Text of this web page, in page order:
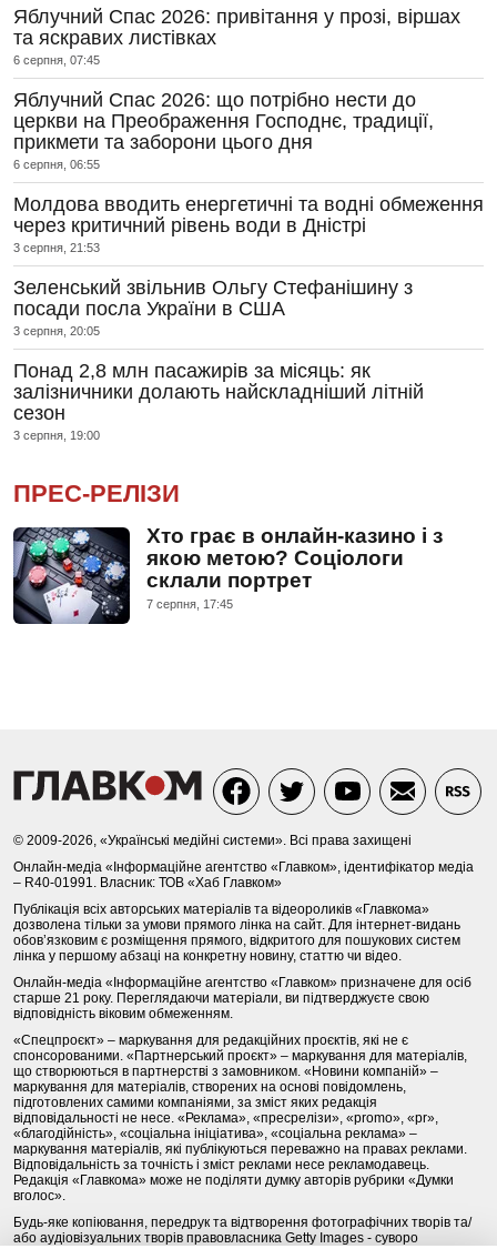
Яблучний Спас 2026: привітання у прозі, віршах
та яскравих листівках
6 серпня, 07:45
Яблучний Спас 2026: що потрібно нести до
церкви на Преображення Господнє, традиції,
прикмети та заборони цього дня
6 серпня, 06:55
Молдова вводить енергетичні та водні обмеження
через критичний рівень води в Дністрі
3 серпня, 21:53
Зеленський звільнив Ольгу Стефанішину з
посади посла України в США
3 серпня, 20:05
Понад 2,8 млн пасажирів за місяць: як
залізничники долають найскладніший літній
сезон
3 серпня, 19:00
ПРЕС-РЕЛІЗИ
Хто грає в онлайн-казино і з
якою метою? Соціологи
склали портрет
7 серпня, 17:45
© 2009-2026, «Українські медійні системи». Всі права захищені
Онлайн-медіа «Інформаційне агентство «Главком», ідентифікатор медіа
– R40-01991. Власник: ТОВ «Хаб Главком»
Публікація всіх авторських матеріалів та відеороликів «Главкома»
дозволена тільки за умови прямого лінка на сайт. Для інтернет-видань
обов’язковим є розміщення прямого, відкритого для пошукових систем
лінка у першому абзаці на конкретну новину, статтю чи відео.
Онлайн-медіа «Інформаційне агентство «Главком» призначене для осіб
старше 21 року. Переглядаючи матеріали, ви підтверджуєте свою
відповідність віковим обмеженням.
«Спецпроєкт» – маркування для редакційних проєктів, які не є
спонсорованими. «Партнерський проєкт» – маркування для матеріалів,
що створюються в партнерстві з замовником. «Новини компаній» –
маркування для матеріалів, створених на основі повідомлень,
підготовлених самими компаніями, за зміст яких редакція
відповідальності не несе. «Реклама», «пресрелізи», «promo», «pr»,
«благодійність», «соціальна ініціатива», «соціальна реклама» –
маркування матеріалів, які публікуються переважно на правах реклами.
Відповідальність за точність і зміст реклами несе рекламодавець.
Редакція «Главкома» може не поділяти думку авторів рубрики «Думки
вголос».
Будь-яке копіювання, передрук та відтворення фотографічних творів та/
або аудіовізуальних творів правовласника Getty Images - суворо